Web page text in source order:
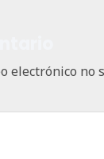
electrónico no